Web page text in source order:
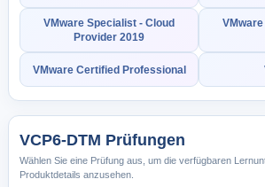
VMware Specialist - Cloud
Provider 2019
VMware Certified Professional
VCP6-DTM Prüfungen
Wählen Sie eine Prüfung aus, um die verfügbaren
Produktdetails anzusehen.